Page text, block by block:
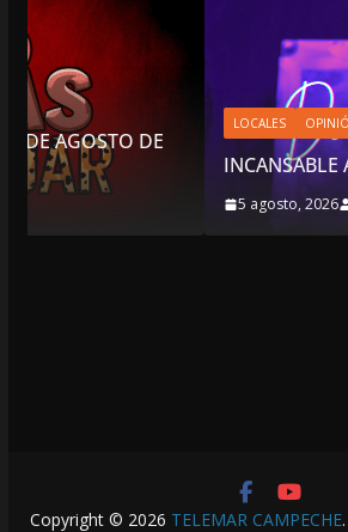
LOCALES
INCANSABLE ACOSO
Copyright © 2026 TELEMAR CAMPECHE